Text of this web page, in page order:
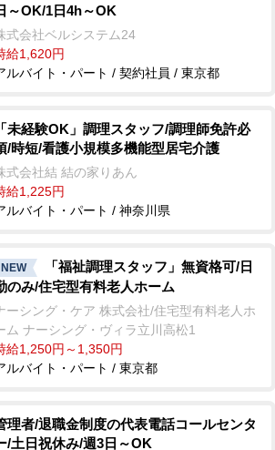
～OK/1日4h～OK
式会社ベルシステム24
給1,620円
ルバイト・パート / 契約社員 / 東京都
「未経験OK」調理スタッフ/調理師免許必
/時短/看護小規模多機能型居宅介護
式会社結 結の家りあん
給1,225円
ルバイト・パート / 神奈川県
NEW
「福祉調理スタッフ」無資格可/日
のみ/住宅型有料老人ホーム
ーシング・ケア 株式会社/住宅型有料老人ホ
ム ナーシング・ヴィラ立川高松1
給1,250円～1,350円
ルバイト・パート / 東京都
理者/退職金制度の代表電話コールセンタ
/土日祝休み/週3日～OK